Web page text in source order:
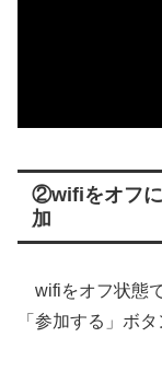
②wifiをオフに
加
wifiをオフ状態
「参加する」ボ